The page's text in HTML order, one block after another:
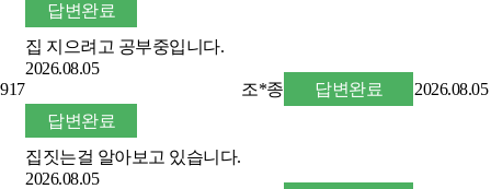
답변완료
집 지으려고 공부중입니다.
2026.08.05
917
답변완료
집짓는걸 알아보고 있습니다.
2026.08.05
조*종 답변완료 2026.08.05